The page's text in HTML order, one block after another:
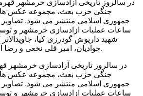
در سالروز تاریخی آزادسازی خرمشهر
جنگی حزب بعث، مجموعه عکس
جمهوری اسلامی منتشر می شود.
ساعات عملیات ازادسازی خرمشهر و